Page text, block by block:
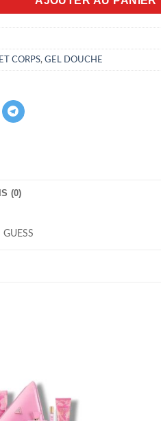
CORPS, GEL DOUCHE
(0)
GUESS